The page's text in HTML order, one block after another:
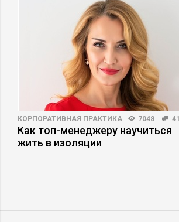
КОРПОРАТИВНАЯ ПРАКТИКА 7048 41
Как топ-менеджеру научиться
жить в изоляции